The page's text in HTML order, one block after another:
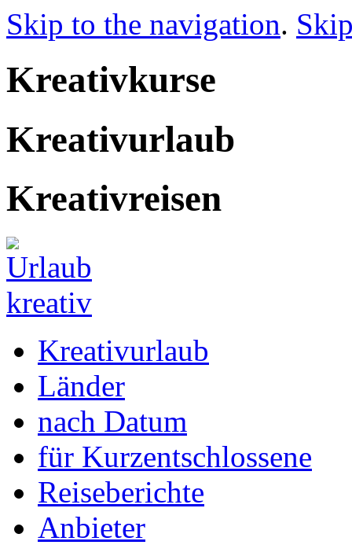
Skip to the navigation.
Kreativkurse
Kreativurlaub
Kreativreisen
Kreativurlaub
Länder
nach Datum
für Kurzentschlossene
Reiseberichte
Anbieter